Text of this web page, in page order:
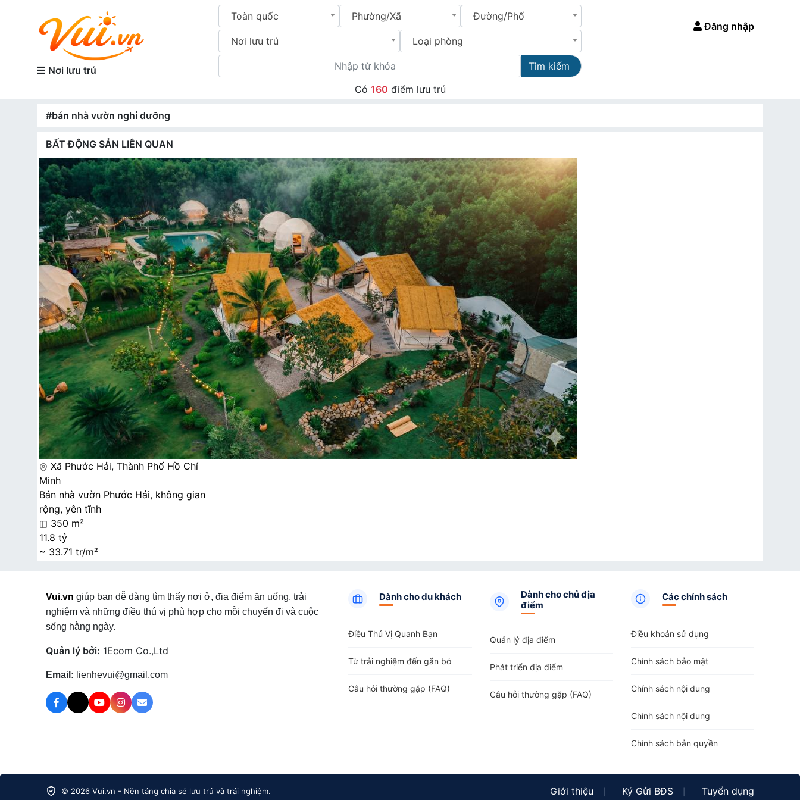
Nơi lưu trú
Toàn quốc Phường/Xã Đường/Phố
Nơi lưu trú Loại phòng
Tìm kiếm
Đăng nhập
Có 160 điểm lưu trú
#bán nhà vườn nghỉ dưỡng
BẤT ĐỘNG SẢN LIÊN QUAN
Xã Phước Hải, Thành Phố Hồ Chí
Minh
Bán nhà vườn Phước Hải, không gian
rộng, yên tĩnh
350 m²
11.8 tỷ
~ 33.71 tr/m²
Vui.vn giúp bạn dễ dàng tìm thấy nơi ở, địa điểm ăn uống, trải
nghiệm và những điều thú vị phù hợp cho mỗi chuyến đi và cuộc
sống hằng ngày.
Quản lý bởi: 1Ecom Co.,Ltd
Email: lienhevui@gmail.com
Dành cho du khách
Điều Thú Vị Quanh Bạn
Từ trải nghiệm đến gắn bó
Câu hỏi thường gặp (FAQ)
Dành cho chủ địa
điểm
Quản lý địa điểm
Phát triển địa điểm
Câu hỏi thường gặp (FAQ)
Các chính sách
Điều khoản sử dụng
Chính sách bảo mật
Chính sách nội dung
Chính sách nội dung
Chính sách bản quyền
© 2026 Vui.vn - Nền tảng chia sẻ lưu trú và trải nghiệm. Giới thiệu Ký Gửi BĐS Tuyển dụng